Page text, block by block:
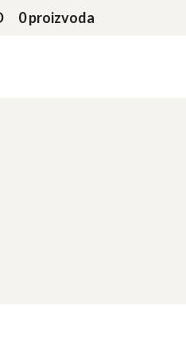
0 proizvoda